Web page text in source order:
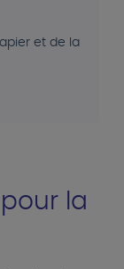
et de la
la